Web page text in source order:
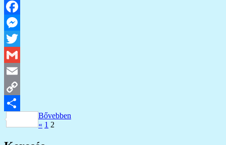
Facebook
Messenger
Twitter
Gmail
Email
Copy
Link
Ossza
Bővebben
Bejegyzések
lapozása
« Previous
1 2